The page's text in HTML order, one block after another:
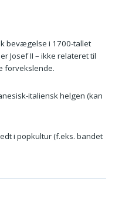
bevægelse i 1700-tallet
Josef II – ikke relateret til
forvekslende.
italiensk helgen (kan
i popkultur (f.eks. bandet